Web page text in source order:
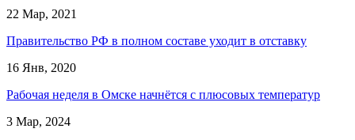
22 Мар, 2021
Правительство РФ в полном составе уходит в отставку
16 Янв, 2020
Рабочая неделя в Омске начнётся с плюсовых температур
3 Мар, 2024